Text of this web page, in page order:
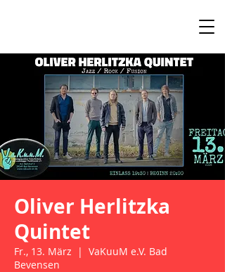
Oliver Herlitzka
Quintet
Fr., 13. März
  |
VaKuuM e.V. Bad
Bevensen